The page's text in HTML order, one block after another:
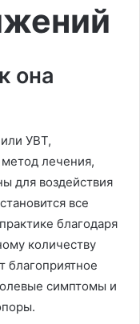
она
УВТ,
лечения,
для воздействия
все
благодаря
количеству
благоприятное
симптомы и